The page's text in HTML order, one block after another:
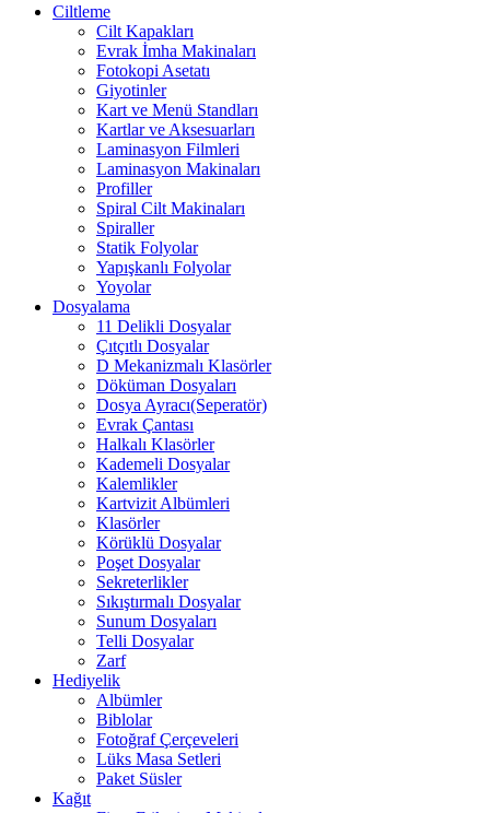
Ciltleme
Cilt Kapakları
Evrak İmha Makinaları
Fotokopi Asetatı
Giyotinler
Kart ve Menü Standları
Kartlar ve Aksesuarları
Laminasyon Filmleri
Laminasyon Makinaları
Profiller
Spiral Cilt Makinaları
Spiraller
Statik Folyolar
Yapışkanlı Folyolar
Yoyolar
Dosyalama
11 Delikli Dosyalar
Çıtçıtlı Dosyalar
D Mekanizmalı Klasörler
Döküman Dosyaları
Dosya Ayracı(Seperatör)
Evrak Çantası
Halkalı Klasörler
Kademeli Dosyalar
Kalemlikler
Kartvizit Albümleri
Klasörler
Körüklü Dosyalar
Poşet Dosyalar
Sekreterlikler
Sıkıştırmalı Dosyalar
Sunum Dosyaları
Telli Dosyalar
Zarf
Hediyelik
Albümler
Biblolar
Fotoğraf Çerçeveleri
Lüks Masa Setleri
Paket Süsler
Kağıt